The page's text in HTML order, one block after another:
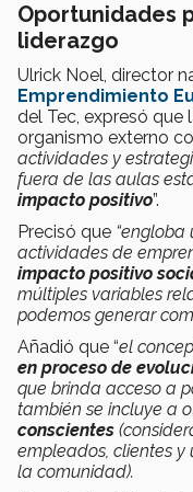
Oportunidades
liderazgo
Ulrick Noel, director
Emprendimiento
del Tec, expresó que
organismo externo
actividades y
fuera de las aulas
impacto positivo”.
Precisó que
actividades de
impacto positivo
múltiples variables
podemos generar
Añadió que “el
en proceso de
que brinda acceso a
también se incluye a
conscientes
empleados, clientes y
la comunidad).